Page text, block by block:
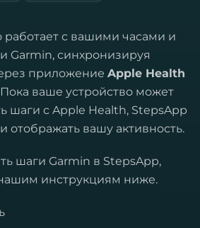
работает с вашими часами и
Garmin, синхронизируя
приложение Apple Health
ваше устройство может
шаги с Apple Health, StepsApp
отображать вашу активность.
шаги Garmin в StepsApp,
инструкциям ниже.